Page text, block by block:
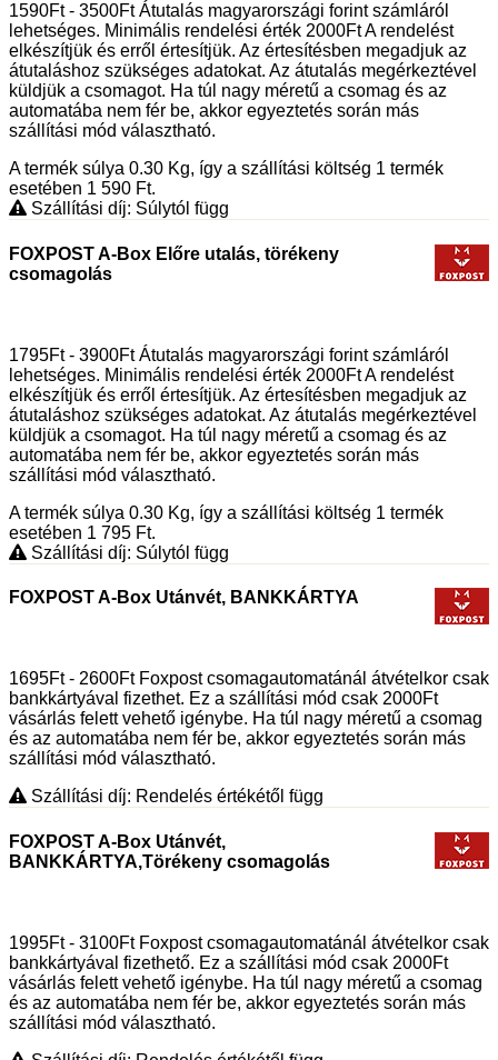
1590Ft - 3500Ft Átutalás magyarországi forint számláról
lehetséges. Minimális rendelési érték 2000Ft A rendelést
elkészítjük és erről értesítjük. Az értesítésben megadjuk az
átutaláshoz szükséges adatokat. Az átutalás megérkeztével
küldjük a csomagot. Ha túl nagy méretű a csomag és az
automatába nem fér be, akkor egyeztetés során más
szállítási mód választható.
A termék súlya 0.30 Kg, így a szállítási költség 1 termék
esetében 1 590 Ft.
Szállítási díj: Súlytól függ
FOXPOST A-Box Előre utalás, törékeny
csomagolás
1795Ft - 3900Ft Átutalás magyarországi forint számláról
lehetséges. Minimális rendelési érték 2000Ft A rendelést
elkészítjük és erről értesítjük. Az értesítésben megadjuk az
átutaláshoz szükséges adatokat. Az átutalás megérkeztével
küldjük a csomagot. Ha túl nagy méretű a csomag és az
automatába nem fér be, akkor egyeztetés során más
szállítási mód választható.
A termék súlya 0.30 Kg, így a szállítási költség 1 termék
esetében 1 795 Ft.
Szállítási díj: Súlytól függ
FOXPOST A-Box Utánvét, BANKKÁRTYA
1695Ft - 2600Ft Foxpost csomagautomatánál átvételkor csak
bankkártyával fizethet. Ez a szállítási mód csak 2000Ft
vásárlás felett vehető igénybe. Ha túl nagy méretű a csomag
és az automatába nem fér be, akkor egyeztetés során más
szállítási mód választható.
Szállítási díj: Rendelés értékétől függ
FOXPOST A-Box Utánvét,
BANKKÁRTYA,Törékeny csomagolás
1995Ft - 3100Ft Foxpost csomagautomatánál átvételkor csak
bankkártyával fizethető. Ez a szállítási mód csak 2000Ft
vásárlás felett vehető igénybe. Ha túl nagy méretű a csomag
és az automatába nem fér be, akkor egyeztetés során más
szállítási mód választható.